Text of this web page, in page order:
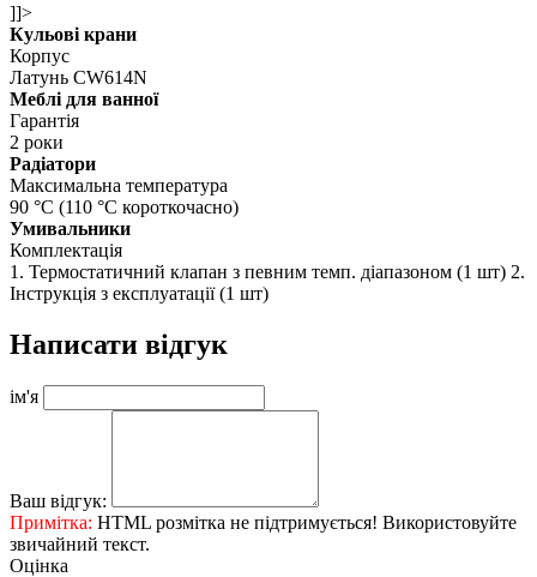
]]>
Кульові крани
Корпус
Латунь CW614N
Меблі для ванної
Гарантія
2 роки
Радіатори
Максимальна температура
90 °C (110 °С короткочасно)
Умивальники
Комплектація
1. Термостатичний клапан з певним темп. діапазоном (1 шт) 2.
Інструкція з експлуатації (1 шт)
Написати відгук
ім'я
Ваш відгук:
Примітка: HTML розмітка не підтримується! Використовуйте
звичайний текст.
Оцінка